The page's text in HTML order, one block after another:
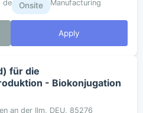
de Onsite Manufacturing
Apply
für die
- Biokonjugation
an der Ilm, DEU, 85276